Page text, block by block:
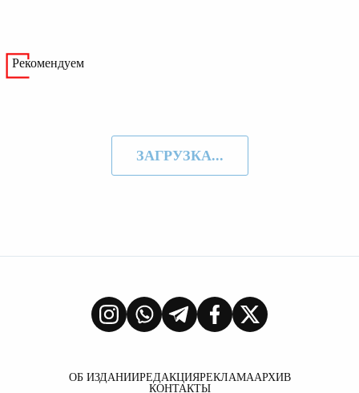
Рекомендуем
ЗАГРУЗКА...
ОБ ИЗДАНИИРЕДАКЦИЯРЕКЛАМААРХИВ
КОНТАКТЫ